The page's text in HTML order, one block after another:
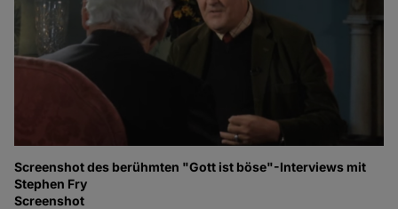
Screenshot des berühmten "Gott ist böse"-Interviews mit
Stephen Fry
Screenshot